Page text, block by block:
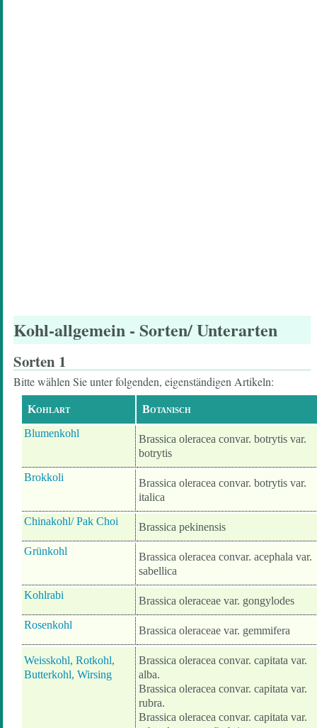
Kohl-allgemein - Sorten/ Unterarten
Sorten 1
Bitte wählen Sie unter folgenden, eigenständigen Artikeln:
Kohlart
Botanisch
Blumenkohl
Brassica oleracea convar. botrytis var.
botrytis
Brokkoli
Brassica oleracea convar. botrytis var.
italica
Chinakohl/ Pak Choi
Brassica pekinensis
Grünkohl
Brassica oleracea convar. acephala var.
sabellica
Kohlrabi
Brassica oleraceae var. gongylodes
Rosenkohl
Brassica oleraceae var. gemmifera
Weisskohl, Rotkohl,
Butterkohl, Wirsing
Brassica oleracea convar. capitata var.
alba.
Brassica oleracea convar. capitata var.
rubra.
Brassica oleracea convar. capitata var.